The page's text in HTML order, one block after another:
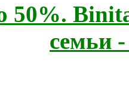
50%.
семьи